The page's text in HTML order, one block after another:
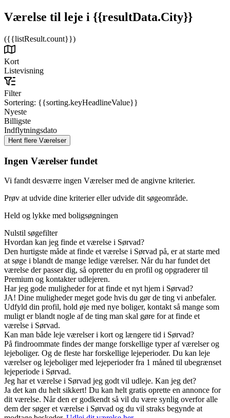
Værelse til leje i {{resultData.City}}
({{listResult.count}})
Kort
Listevisning
Filter
Sortering: {{sorting.keyHeadlineValue}}
Nyeste
Billigste
Indflytningsdato
Ingen Værelser fundet
Vi fandt desværre ingen Værelser med de angivne kriterier.
Prøv at udvide dine kriterier eller udvide dit søgeområde.
Held og lykke med boligsøgningen
Nulstil søgefilter
Hvordan kan jeg finde et værelse i Sørvad?
Den hurtigste måde at finde et værelse i Sørvad på, er at starte med
at søge i blandt de mange ledige værelser. Når du har fundet det
værelse der passer dig, så opretter du en profil og opgraderer til
Premium og kontakter udlejeren.
Har jeg gode muligheder for at finde et nyt hjem i Sørvad?
JA! Dine muligheder meget gode hvis du gør de ting vi anbefaler.
Udfyld din profil, hold øje med nye boliger, kontakt så mange som
muligt er blandt nogle af de ting man skal gøre for at finde et
værelse i Sørvad.
Kan man både leje værelser i kort og længere tid i Sørvad?
På findroommate findes der mange forskellige typer af værelser og
lejeboliger. Og de fleste har forskellige lejeperioder. Du kan leje
værelser og lejeboliger med lejeperioder fra 1 måned til ubegrænset
lejeperiode i Sørvad.
Jeg har et værelse i Sørvad jeg godt vil udleje. Kan jeg det?
Ja det kan du helt sikkert! Du kan helt gratis oprette en annonce for
dit værelse. Når den er godkendt så vil du være synlig overfor alle
dem der søger et værelse i Sørvad og du vil straks begynde at